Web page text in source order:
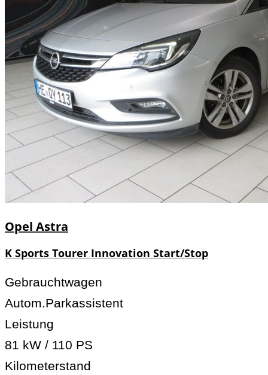
Opel Astra
K Sports Tourer Innovation Start/Stop
Gebrauchtwagen
Autom.Parkassistent
Leistung
81 kW / 110 PS
Kilometerstand